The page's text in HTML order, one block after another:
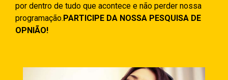
por dentro de tudo que acontece e não perder nossa
programação.PARTICIPE DA NOSSA PESQUISA DE
OPNIÃO!